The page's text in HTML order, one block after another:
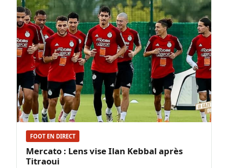
FOOT EN DIRECT
Mercato : Lens vise Ilan Kebbal après
Titraoui